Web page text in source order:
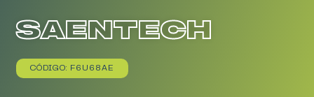
SAENTECH
CÓDIGO: F6U68AE